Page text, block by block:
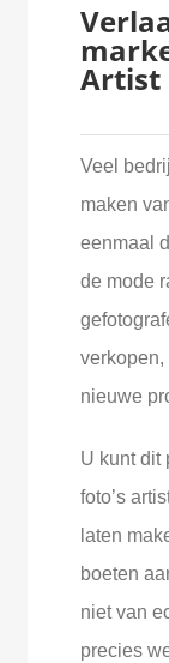
Artist
Veel
maken
eenmaal
de mode
nieuwe
U kunt dit
foto’s
laten
boeten
niet van
precies